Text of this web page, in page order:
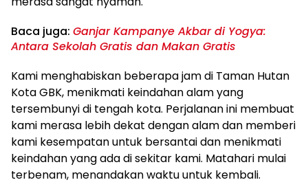
Baca juga: Ganjar Kampanye Akbar di Yogya:
Antara Sekolah Gratis dan Makan Gratis
Kami menghabiskan beberapa jam di Taman Hutan
Kota GBK, menikmati keindahan alam yang
tersembunyi di tengah kota. Perjalanan ini membuat
kami merasa lebih dekat dengan alam dan memberi
kami kesempatan untuk bersantai dan menikmati
keindahan yang ada di sekitar kami. Matahari mulai
terbenam, menandakan waktu untuk kembali.